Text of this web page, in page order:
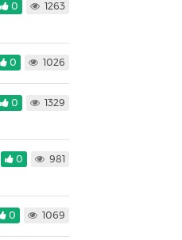
0 1263
0 1026
0 1329
0 981
0 1069